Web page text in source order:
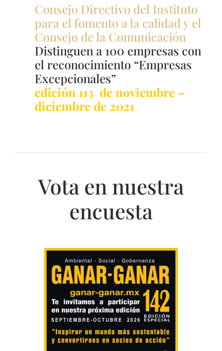
Consejo Directivo del Instituto
para el fomento a la calidad y el
Consejo de la Comunicación
Distinguen a 100 empresas con
el reconocimiento “Empresas
Excepcionales”
edición 113 de noviembre –
diciembre de 2021
Vota en nuestra
encuesta